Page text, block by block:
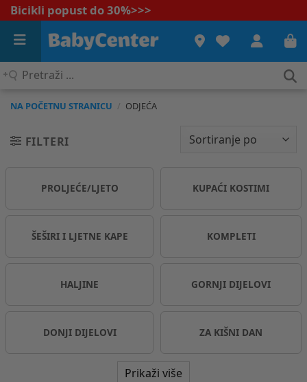
Bicikli popust do 30%>>>
Pretraži
NA POČETNU STRANICU / ODJEĆA
FILTERI
PROLJEĆE/LJETO KUPAĆI KOSTIMI
ŠEŠIRI I LJETNE KAPE KOMPLETI
HALJINE GORNJI DIJELOVI
DONJI DIJELOVI ZA KIŠNI DAN
Prikaži više